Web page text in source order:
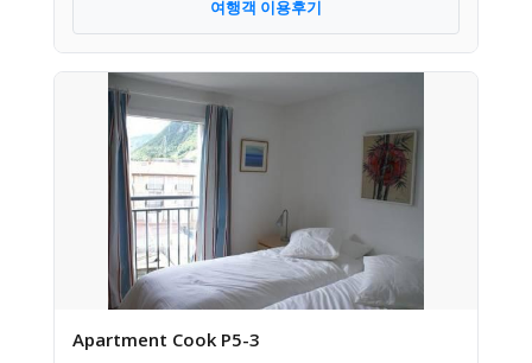
여행객 이용후기
Apartment Cook P5-3